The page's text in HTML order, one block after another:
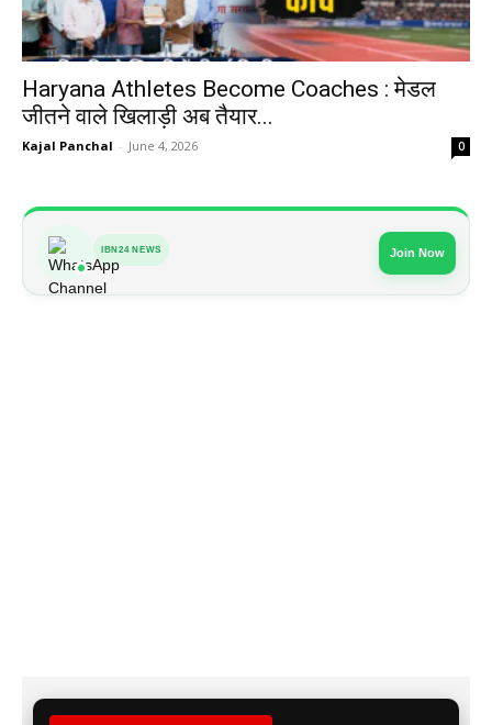
Haryana Athletes Become Coaches : मेडल
जीतने वाले खिलाड़ी अब तैयार...
Kajal Panchal - June 4, 2026 0
IBN24 NEWS Join Now